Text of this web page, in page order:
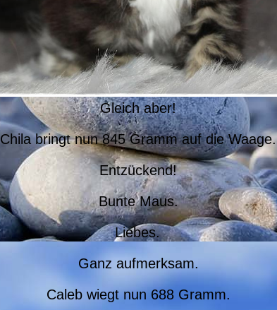
Gleich aber!
Chila bringt nun 845 Gramm auf die Waage.
Entzückend!
Bunte Maus.
Liebes.
Ganz aufmerksam.
Caleb wiegt nun 688 Gramm.